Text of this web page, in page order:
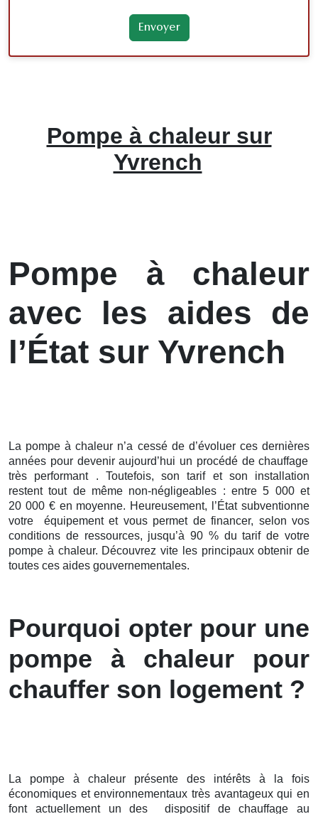
Pompe à chaleur sur
Yvrench
Pompe à chaleur
avec les aides de
l’État sur Yvrench
La pompe à chaleur n’a cessé de d’évoluer ces dernières
années pour devenir aujourd’hui un procédé de chauffage
très performant . Toutefois, son tarif et son installation
restent tout de même non-négligeables : entre 5 000 et
20 000 € en moyenne. Heureusement, l’État subventionne
votre équipement et vous permet de financer, selon vos
conditions de ressources, jusqu’à 90 % du tarif de votre
pompe à chaleur. Découvrez vite les principaux obtenir de
toutes ces aides gouvernementales.
Pourquoi opter pour une
pompe à chaleur pour
chauffer son logement ?
La pompe à chaleur présente des intérêts à la fois
économiques et environnementaux très avantageux qui en
font actuellement un des dispositif de chauffage au